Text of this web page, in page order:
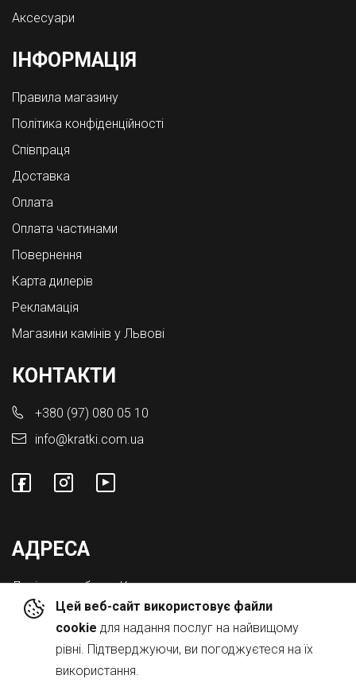
Цей веб-сайт використовує файли
cookie для надання послуг на найвищому
рівні. Підтверджуючи, ви погоджуєтеся на їх
використання.
Аксесуари
ІНФОРМАЦІЯ
Правила магазину
Політика конфіденційності
Співпраця
Доставка
Оплата
Оплата частинами
Повернення
Карта дилерів
Рекламація
Магазини камінів у Львові
КОНТАКТИ
+380 (97) 080 05 10
info@kratki.com.ua
АДРЕСА
Львівська обл., с. Конопниця,
Вул. Городоцька 8а